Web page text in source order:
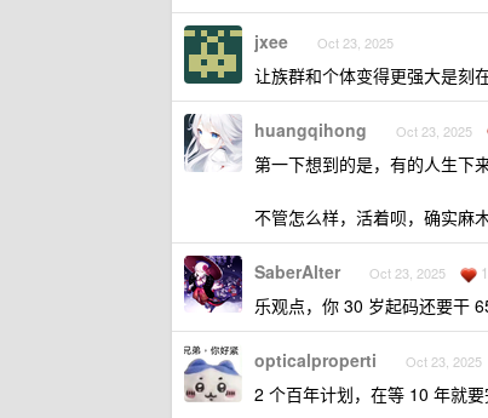
jxee Oct 23, 2025
让族群和个体变得更强大是刻
huangqihong Oct 23, 2025
第一下想到的是，有的人生下
不管怎么样，活着呗，确实麻
SaberAlter Oct 23, 2025 1
乐观点，你 30 岁起码还要干
opticalproperti Oct 23, 2025
2 个百年计划，在等 10 年就